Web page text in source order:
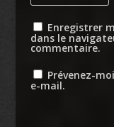
Enregistrer
dans le
commentaire.
Prévenez-
e-mail.